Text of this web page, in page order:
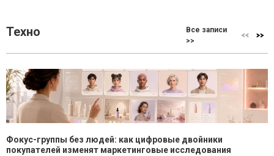
Техно
Все записи
>>
Фокус-группы без людей: как цифровые двойники
покупателей изменят маркетинговые исследования